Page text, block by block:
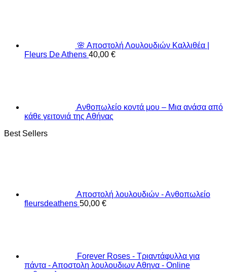
🌸 Αποστολή Λουλουδιών Καλλιθέα |
Fleurs De Athens 40,00 €
Ανθοπωλείο κοντά μου – Μια ανάσα από
κάθε γειτονιά της Αθήνας
Best Sellers
Αποστολή λουλουδιών - Ανθοπωλείο
fleursdeathens 50,00 €
Forever Roses - Τριαντάφυλλα για
πάντα - Αποστολη λουλουδιων Αθηνα - Online